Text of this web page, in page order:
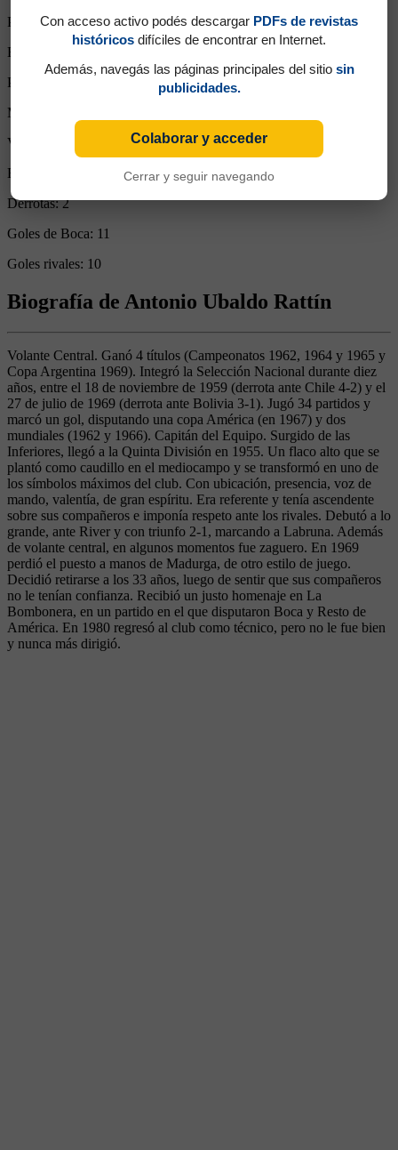
Partidos completos:4
Expulsiones:
Partidos reemplazado:
Minutos Disputados:
Victorias:
Empates:
Derrotas:2
Goles de Boca: 11
Goles rivales: 10
Biografía de Antonio Ubaldo Rattín
Volante Central. Ganó 4 títulos (Campeonatos 1962, 1964 y 1965 y
Copa Argentina 1969). Integró la Selección Nacional durante diez
años, entre el 18 de noviembre de 1959 (derrota ante Chile 4-2) y el
27 de julio de 1969 (derrota ante Bolivia 3-1). Jugó 34 partidos y
marcó un gol, disputando una copa América (en 1967) y dos
mundiales (1962 y 1966). Capitán del Equipo. Surgido de las
Inferiores, llegó a la Quinta División en 1955. Un flaco alto que se
plantó como caudillo en el mediocampo y se transformó en uno de
los símbolos máximos del club. Con ubicación, presencia, voz de
mando, valentía, de gran espíritu. Era referente y tenía ascendente
sobre sus compañeros e imponía respeto ante los rivales. Debutó a lo
grande, ante River y con triunfo 2-1, marcando a Labruna. Además
de volante central, en algunos momentos fue zaguero. En 1969
perdió el puesto a manos de Madurga, de otro estilo de juego.
Decidió retirarse a los 33 años, luego de sentir que sus compañeros
no le tenían confianza. Recibió un justo homenaje en La
Bombonera, en un partido en el que disputaron Boca y Resto de
América. En 1980 regresó al club como técnico, pero no le fue bien
y nunca más dirigió.
Con acceso activo podés descargar PDFs de revistas
históricos difíciles de encontrar en Internet.
Además, navegás las páginas principales del sitio sin
publicidades.
Colaborar y acceder
Cerrar y seguir navegando